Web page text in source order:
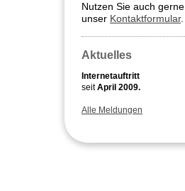
Nutzen Sie auch gerne
unser Kontaktformular.
Aktuelles
Internetauftritt
seitApril 2009.
Alle Meldungen